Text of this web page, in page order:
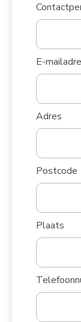
E-
Adres
Postcode
Plaats